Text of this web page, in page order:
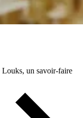
Louks, un savoir-faire